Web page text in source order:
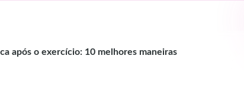
após o exercício: 10 melhores maneiras